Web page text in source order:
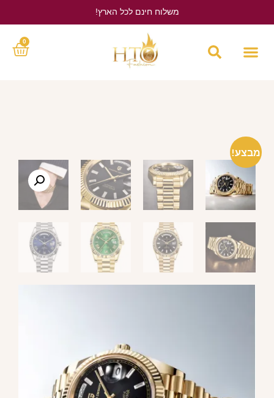
משלוח חינם לכל הארץ!
0
מבצע!